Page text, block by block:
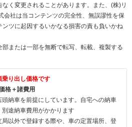
く変更されることがあります。また、(株)リ
会社は当コンテンツの完全性、無誤謬性を保
ツに起因するいかなる損害の責も負いかね
または一部を無断で転写、転載、複製する
乗り出し価格です
格＋諸費用
納車を前提にしています。自宅への納車
途納車費用がかかります
以外で登録する際や、車の定置場所、登